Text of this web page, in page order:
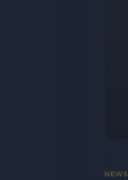
NEWS